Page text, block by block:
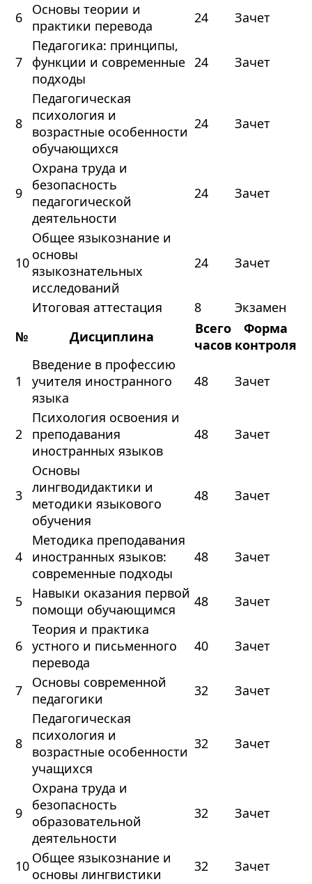
6
Основы теории и
практики перевода
24 Зачет
7
Педагогика: принципы,
функции и современные
подходы
24 Зачет
8
Педагогическая
психология и
возрастные особенности
обучающихся
24 Зачет
9
Охрана труда и
безопасность
педагогической
деятельности
24 Зачет
10
Общее языкознание и
основы
языкознательных
исследований
24 Зачет
Итоговая аттестация 8
Экзамен
№
Дисциплина
Всего
часов
Форма
контроля
1
Введение в профессию
учителя иностранного
языка
48 Зачет
2
Психология освоения и
преподавания
иностранных языков
48 Зачет
3
Основы
лингводидактики и
методики языкового
обучения
48 Зачет
4
Методика преподавания
иностранных языков:
современные подходы
48 Зачет
5
Навыки оказания первой
помощи обучающимся
48 Зачет
6
Теория и практика
устного и письменного
перевода
40 Зачет
7
Основы современной
педагогики
32 Зачет
8
Педагогическая
психология и
возрастные особенности
учащихся
32 Зачет
9
Охрана труда и
безопасность
образовательной
деятельности
32 Зачет
10 Общее языкознание и
основы лингвистики
32 Зачет